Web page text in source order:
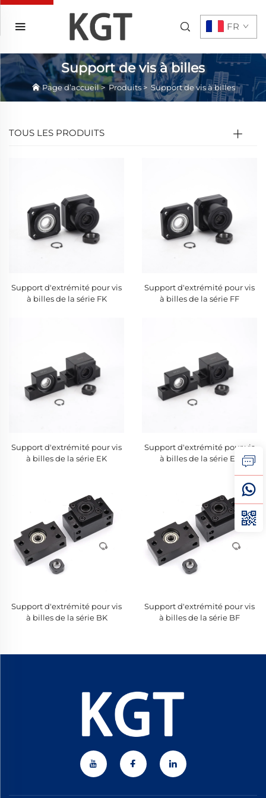
FR
Support de vis à billes
Page d’accueil>Produits> Support de vis à billes
TOUS LES PRODUITS
Support d'extrémité pour vis
à billes de la série FK
Support d'extrémité pour vis
à billes de la série FF
Support d'extrémité pour vis
à billes de la série EK
Support d'extrémité pour vis
à billes de la série EF
Support d'extrémité pour vis
à billes de la série BK
Support d'extrémité pour vis
à billes de la série BF